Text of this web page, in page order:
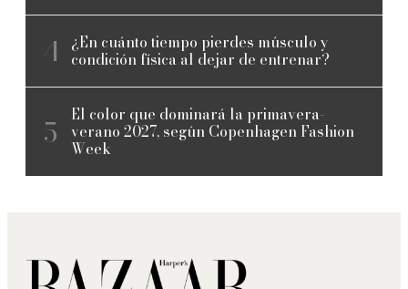
¿En cuánto tiempo pierdes músculo y
condición física al dejar de entrenar?
El color que dominará la primavera-
verano 2027, según Copenhagen Fashion
Week